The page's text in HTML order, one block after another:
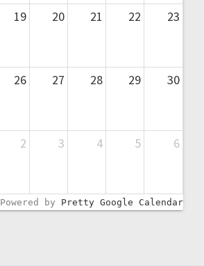
19 20 21 22 23
26 27 28 29 30
2 3 4 5 6
Powered by Pretty Google Calendar